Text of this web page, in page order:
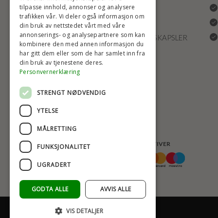
REKLAMASJONER
FRAKT
INNSTILLINGER FOR INFORMASJONSKAPSLER
BETALINGSALTERNATIVER
tilpasse innhold, annonser og analysere
trafikken vår. Vi deler også informasjon om
din bruk av nettstedet vårt med våre
annonserings- og analysepartnere som kan
kombinere den med annen informasjon du
har gitt dem eller som de har samlet inn fra
din bruk av tjenestene deres.
Personvernerklæring
STRENGT NØDVENDIG
YTELSE
MÅLRETTING
FUNKSJONALITET
UGRADERT
GODTA ALLE AVVIS ALLE
VIS DETALJER